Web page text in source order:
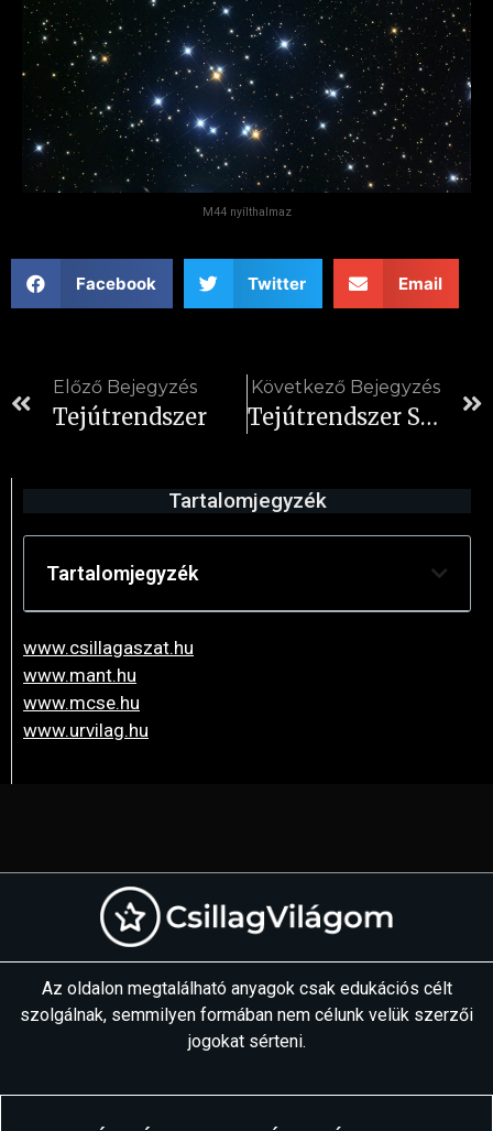
M44 nyílthalmaz
Facebook Twitter Email
Előző Bejegyzés
Tejútrendszer
Következő Bejegyzés
Tejútrendszer Szerkezete
Tartalomjegyzék
Tartalomjegyzék
www.csillagaszat.hu
www.mant.hu
www.mcse.hu
www.urvilag.hu
Az oldalon megtalálható anyagok csak edukációs célt
szolgálnak, semmilyen formában nem célunk velük szerzői
jogokat sérteni.